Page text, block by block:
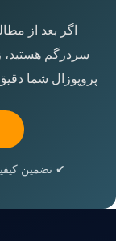
اگر بعد از
سردرگم هستید،
پروپوزال شما
✔ تضمین